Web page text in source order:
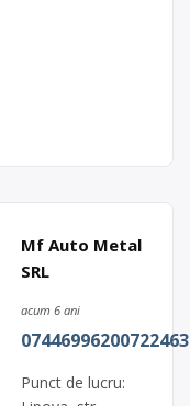
Mf Auto Metal
SRL
acum 6 ani
Punct de lucru: